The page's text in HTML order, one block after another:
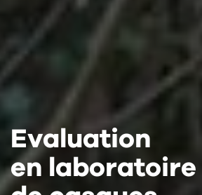
Evaluation
en laboratoire
Evaluation
en laboratoire
Evaluation
en laboratoire